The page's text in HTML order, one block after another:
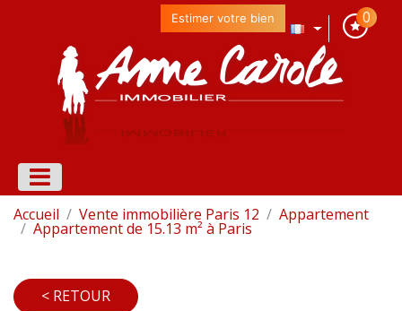
0
Estimer votre bien
Accueil Vente immobilière Paris 12 Appartement
Appartement de 15.13 m² à Paris
< RETOUR